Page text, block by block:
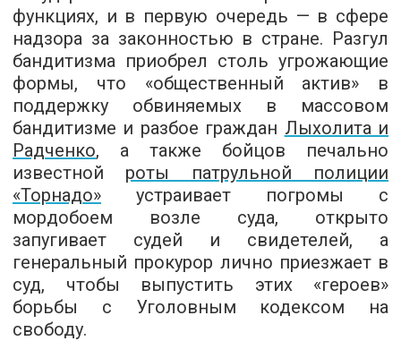
функциях, и в первую очередь — в сфере
надзора за законностью в стране. Разгул
бандитизма приобрел столь угрожающие
формы, что «общественный актив» в
поддержку обвиняемых в массовом
бандитизме и разбое граждан Лыхолита и
Радченко, а также бойцов печально
известной роты патрульной полиции
«Торнадо» устраивает погромы с
мордобоем возле суда, открыто
запугивает судей и свидетелей, а
генеральный прокурор лично приезжает в
суд, чтобы выпустить этих «героев»
борьбы с Уголовным кодексом на
свободу.